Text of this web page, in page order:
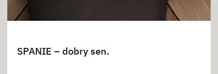
SPANIE – dobry sen.